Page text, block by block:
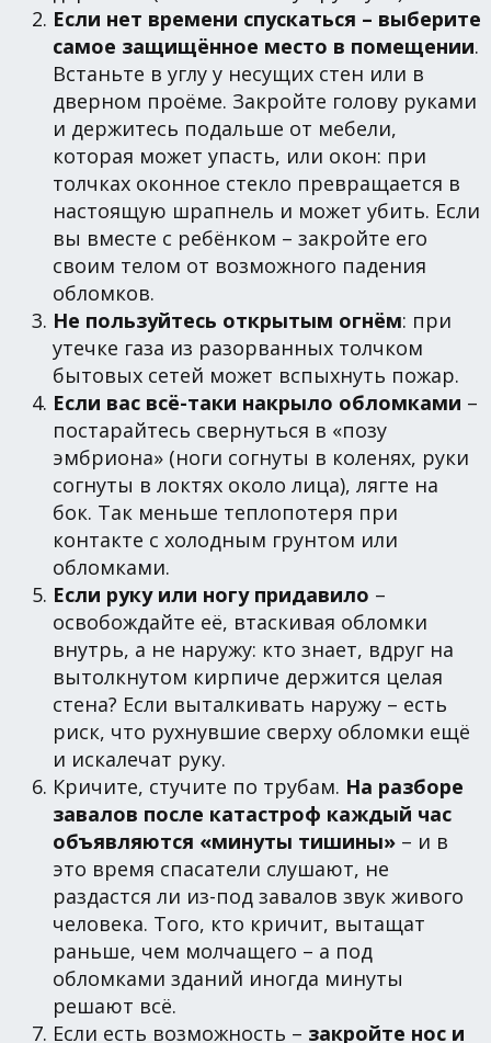
Если нет времени спускаться – выберите
самое защищённое место в помещении.
Встаньте в углу у несущих стен или в
дверном проёме. Закройте голову руками
и держитесь подальше от мебели,
которая может упасть, или окон: при
толчках оконное стекло превращается в
настоящую шрапнель и может убить. Если
вы вместе с ребёнком – закройте его
своим телом от возможного падения
обломков.
Не пользуйтесь открытым огнём: при
утечке газа из разорванных толчком
бытовых сетей может вспыхнуть пожар.
Если вас всё-таки накрыло обломками –
постарайтесь свернуться в «позу
эмбриона» (ноги согнуты в коленях, руки
согнуты в локтях около лица), лягте на
бок. Так меньше теплопотеря при
контакте с холодным грунтом или
обломками.
Если руку или ногу придавило –
освобождайте её, втаскивая обломки
внутрь, а не наружу: кто знает, вдруг на
вытолкнутом кирпиче держится целая
стена? Если выталкивать наружу – есть
риск, что рухнувшие сверху обломки ещё
и искалечат руку.
Кричите, стучите по трубам. На разборе
завалов после катастроф каждый час
объявляются «минуты тишины» – и в
это время спасатели слушают, не
раздастся ли из-под завалов звук живого
человека. Того, кто кричит, вытащат
раньше, чем молчащего – а под
обломками зданий иногда минуты
решают всё.
Если есть возможность – закройте нос и